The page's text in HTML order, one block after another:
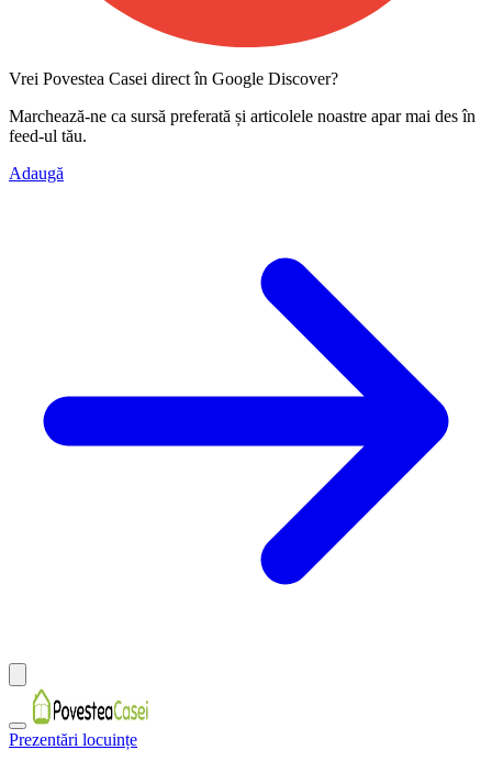
Vrei Povestea Casei direct în Google Discover?
Marchează-ne ca sursă preferată și articolele noastre apar mai des în
feed-ul tău.
Adaugă
Prezentări locuințe